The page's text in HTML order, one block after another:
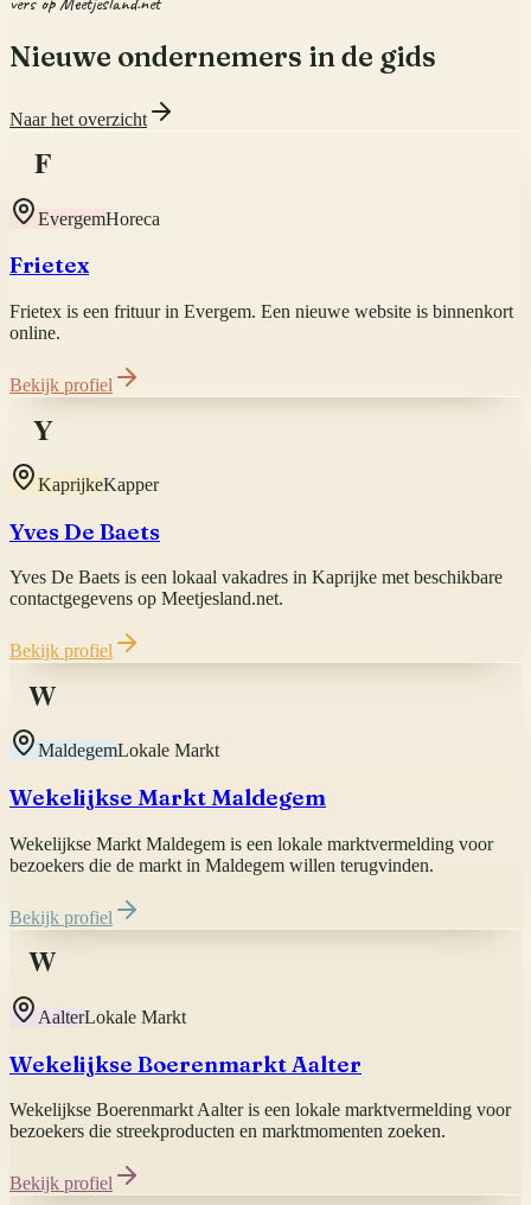
Nieuwe ondernemers in de gids
Naar het overzicht
F
EvergemHoreca
Frietex
Frietex is een frituur in Evergem. Een nieuwe website is binnenkort
online.
Bekijk profiel
Y
KaprijkeKapper
Yves De Baets
Yves De Baets is een lokaal vakadres in Kaprijke met beschikbare
contactgegevens op Meetjesland.net.
Bekijk profiel
W
MaldegemLokale Markt
Wekelijkse Markt Maldegem
Wekelijkse Markt Maldegem is een lokale marktvermelding voor
bezoekers die de markt in Maldegem willen terugvinden.
Bekijk profiel
W
AalterLokale Markt
Wekelijkse Boerenmarkt Aalter
Wekelijkse Boerenmarkt Aalter is een lokale marktvermelding voor
bezoekers die streekproducten en marktmomenten zoeken.
Bekijk profiel